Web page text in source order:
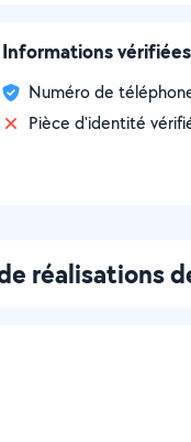
Informations vérifiées
Numéro de
Pièce d'identité
réalisations